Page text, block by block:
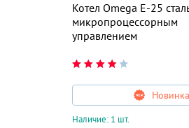
Котел Omega E-25
микропроцессорным
управлением
Новинка
Наличие: 1 шт.